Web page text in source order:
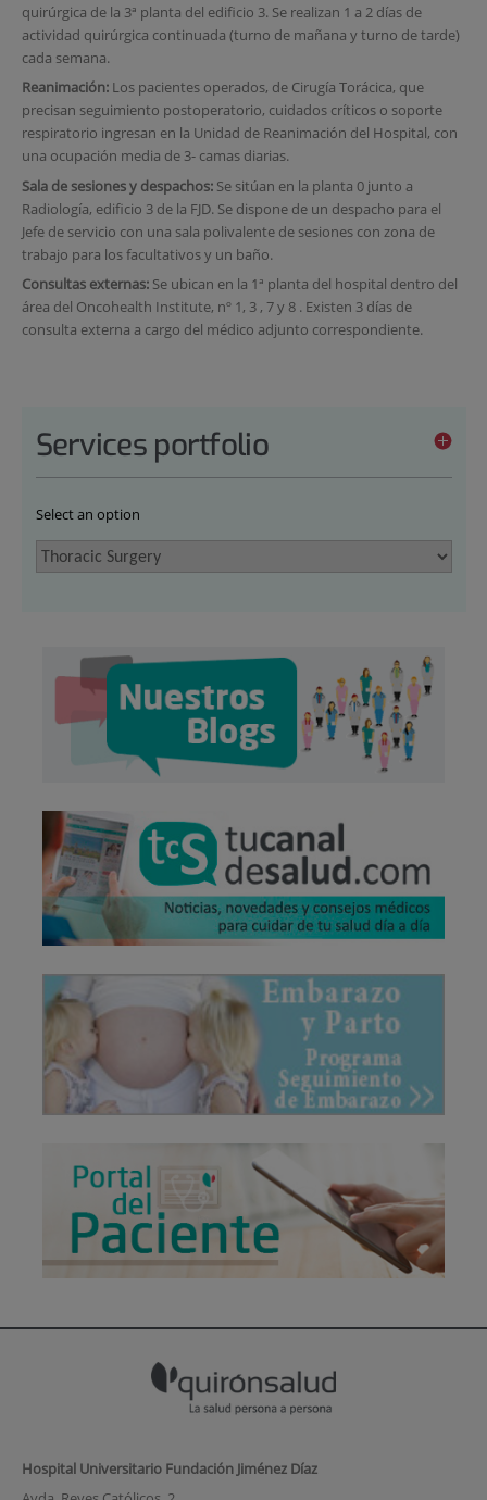
quirúrgica de la 3ª planta del edificio 3. Se realizan 1 a 2 días de
actividad quirúrgica continuada (turno de mañana y turno de tarde)
cada semana.
Reanimación: Los pacientes operados, de Cirugía Torácica, que
precisan seguimiento postoperatorio, cuidados críticos o soporte
respiratorio ingresan en la Unidad de Reanimación del Hospital, con
una ocupación media de 3- camas diarias.
Sala de sesiones y despachos: Se sitúan en la planta 0 junto a
Radiología, edificio 3 de la FJD. Se dispone de un despacho para el
Jefe de servicio con una sala polivalente de sesiones con zona de
trabajo para los facultativos y un baño.
Consultas externas: Se ubican en la 1ª planta del hospital dentro del
área del Oncohealth Institute, nº 1, 3 , 7 y 8 . Existen 3 días de
consulta externa a cargo del médico adjunto correspondiente.
Services portfolio
Select an option
Hospital Universitario Fundación Jiménez Díaz